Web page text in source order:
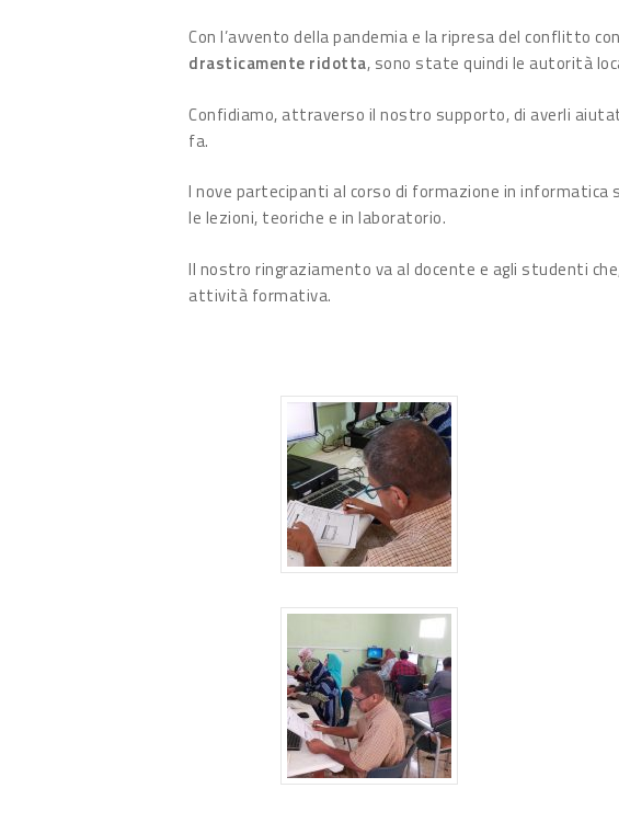
Con l’avvento della pandemia e la ripresa del conflitto
drasticamente ridotta, sono state quindi le autorità
Confidiamo, attraverso il nostro supporto, di averli
fa.
I nove partecipanti al corso di formazione in
le lezioni, teoriche e in laboratorio.
Il nostro ringraziamento va al docente e agli studenti
attività formativa.